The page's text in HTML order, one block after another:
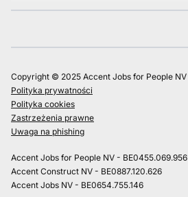
Copyright © 2025 Accent Jobs for People NV
Polityka prywatności
Polityka cookies
Zastrzeżenia prawne
Uwaga na phishing
Accent Jobs for People NV - BE0455.069.956
Accent Construct NV - BE0887.120.626
Accent Jobs NV - BE0654.755.146